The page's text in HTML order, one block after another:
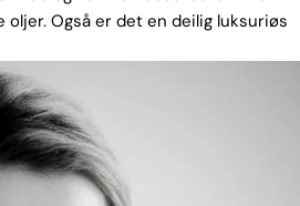
oljer. Også er det en deilig luksuriøs